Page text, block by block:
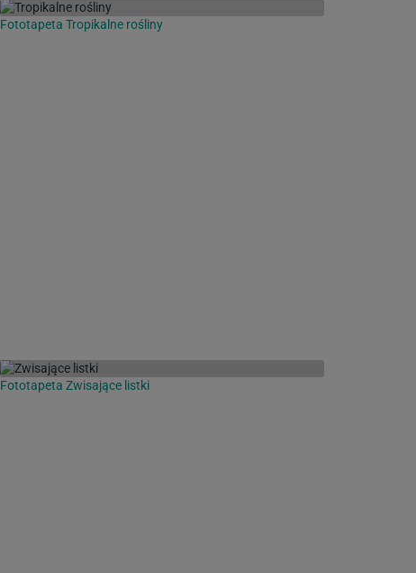
Fototapeta Tropikalne rośliny
Fototapeta Zwisające listki